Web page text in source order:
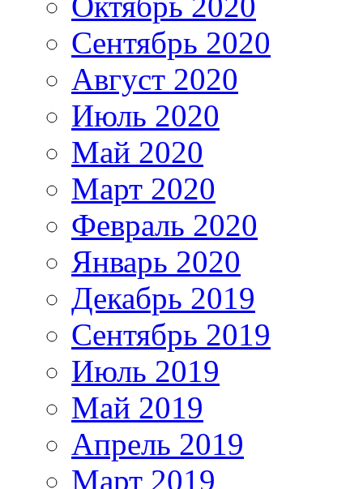
Сентябрь 2020
Август 2020
Июль 2020
Май 2020
Март 2020
Февраль 2020
Январь 2020
Декабрь 2019
Сентябрь 2019
Июль 2019
Май 2019
Апрель 2019
Март 2019